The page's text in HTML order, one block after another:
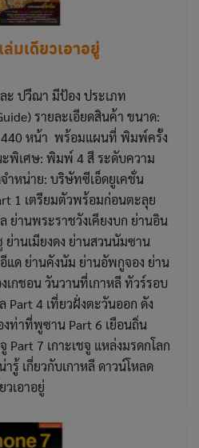
มเดียวเอาอยู่
ะ ปวีณา มีป้อง ประเภท
รายละเอียดสินค้า ขนาด:
440 หน้า พร้อมแผนที่ พิมพ์ครั้ง
พิเศษ: พิมพ์ 4 สี ระดับความ
ำหน่าย: บริษัทซีเอ็ดยูเคชั่น
1 เตรียมตัวพร้อมก่อนตะลุย
ย่านพระราชวังเคียงบก ย่านอิน
ย่านเมียงดง ย่านสวนนัมซาน
แด ย่านคังนัม ย่านอัพกูจอง ย่าน
เกชอน วันวานที่เกาหลี ทัวร์รอบ
Part 4 เที่ยวฝั่งตะวันออก ดัง
งท่าที่พูซาน Part 6 เยือนถิ่น
7 เกาะเชจู แหล่งมรดกโลก
รู้ เกี่ยวกับเกาหลี ดาวน์โหลด
วเอาอยู่